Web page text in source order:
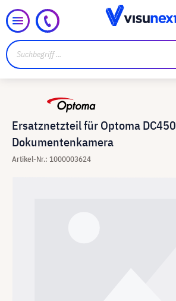
Ersatznetzteil für Optoma DC450
Dokumentenkamera
Artikel-Nr.: 1000003624